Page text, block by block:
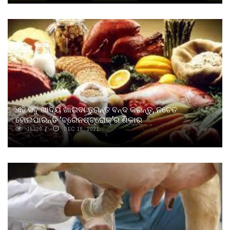
ଏହି ସବୁ ଖାଦ୍ୟ ଖାଇବା ତୁରନ୍ତ ବନ୍ଦ କରନ୍ତୁ, ନଚେତ
ହୋଇପାରନ୍ତି ‘ବ୍ରେନଷ୍ଟ୍ରୋକ୍’ର ଶିକାର
15320 DEC 18, 2021